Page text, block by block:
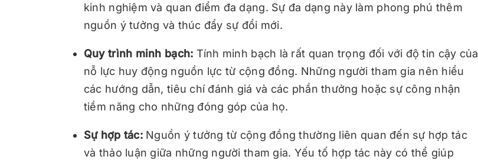
kinh nghiệm và quan điểm đa dạng. Sự đa dạng này làm phong phú thêm
nguồn ý tưởng và thúc đẩy sự đổi mới.
Quy trình minh bạch: Tính minh bạch là rất quan trọng đối với độ tin cậy của
nỗ lực huy động nguồn lực từ cộng đồng. Những người tham gia nên hiểu
các hướng dẫn, tiêu chí đánh giá và các phần thưởng hoặc sự công nhận
tiềm năng cho những đóng góp của họ.
Sự hợp tác: Nguồn ý tưởng từ cộng đồng thường liên quan đến sự hợp tác
và thảo luận giữa những người tham gia. Yếu tố hợp tác này có thể giúp